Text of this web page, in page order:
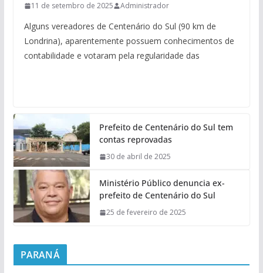
11 de setembro de 2025 Administrador
Alguns vereadores de Centenário do Sul (90 km de
Londrina), aparentemente possuem conhecimentos de
contabilidade e votaram pela regularidade das
Prefeito de Centenário do Sul tem
contas reprovadas
30 de abril de 2025
Ministério Público denuncia ex-
prefeito de Centenário do Sul
25 de fevereiro de 2025
PARANÁ